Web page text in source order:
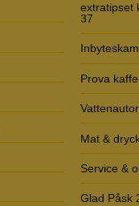
extratipset
37
Prova
Mat &
Service &
Glad Påsk